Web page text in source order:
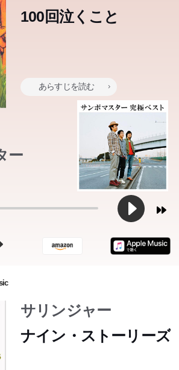
100回泣くこと
あらすじを読む
ー
サリンジャー
ナイン・ストーリーズ